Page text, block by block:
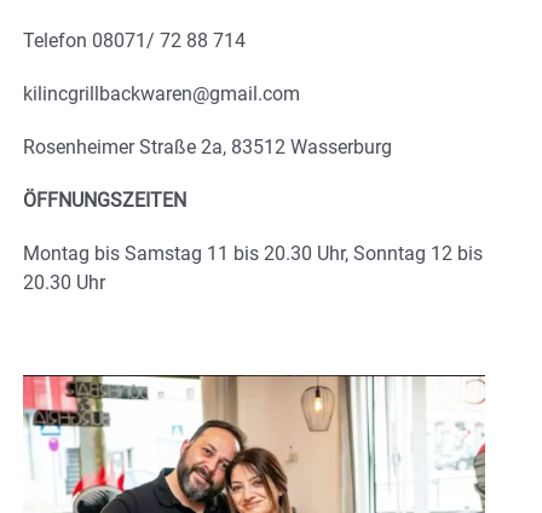
Telefon 08071/ 72 88 714
kilincgrillbackwaren@gmail.com
Rosenheimer Straße 2a, 83512 Wasserburg
ÖFFNUNGSZEITEN
Montag bis Samstag 11 bis 20.30 Uhr, Sonntag 12 bis
20.30 Uhr